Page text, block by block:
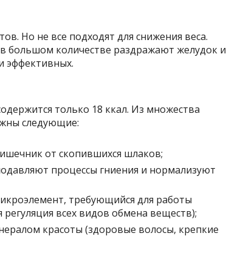
Но не все подходят для снижения веса.
большом количестве раздражают желудок и
эффективных.
только 18 ккал. Из множества
следующие:
от скопившихся шлаков;
процессы гниения и нормализуют
требующийся для работы
всех видов обмена веществ);
красоты (здоровые волосы, крепкие